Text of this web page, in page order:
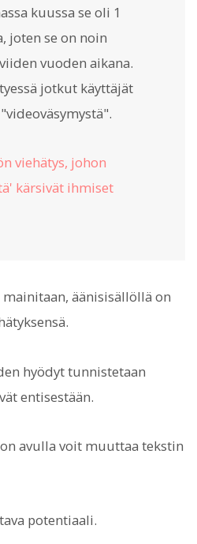
kuussa se oli 1
joten se on noin
vuoden aikana.
jotkut käyttäjät
viehätys, johon
kärsivät ihmiset
äänisisällöllä on
hyödyt tunnistetaan
entisestään.
avulla voit muuttaa tekstin
potentiaali.